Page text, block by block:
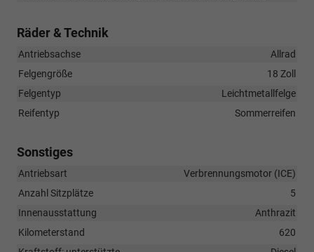
Räder & Technik
Antriebsachse
Allrad
Felgengröße
18 Zoll
Felgentyp
Leichtmetallfelge
Reifentyp
Sommerreifen
Sonstiges
Antriebsart
Verbrennungsmotor (ICE)
Anzahl Sitzplätze
5
Innenausstattung
Anthrazit
Kilometerstand
620